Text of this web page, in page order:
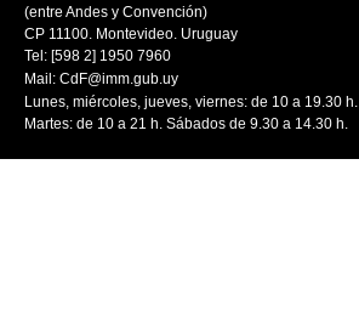
(entre Andes y Convención)
CP 11100. Montevideo. Uruguay
Tel: [598 2] 1950 7960
Mail: CdF@imm.gub.uy
Lunes, miércoles, jueves, viernes: de 10 a 19.30 h.
Martes: de 10 a 21 h. Sábados de 9.30 a 14.30 h.